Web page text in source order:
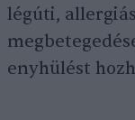
légúti,
enyhülést